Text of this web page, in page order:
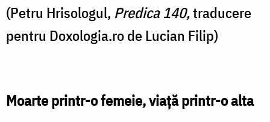
(Petru Hrisologul, Predica 140,traducere
pentru Doxologia.ro de Lucian Filip)
Moarte printr-o femeie, viață printr-o alta